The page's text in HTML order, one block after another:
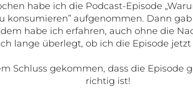
habe ich die Podcast-Episode
konsumieren” aufgenommen. Dann
habe ich erfahren, auch ohne die
lange überlegt, ob ich die Episode
Schluss gekommen, dass die Episode
richtig ist!